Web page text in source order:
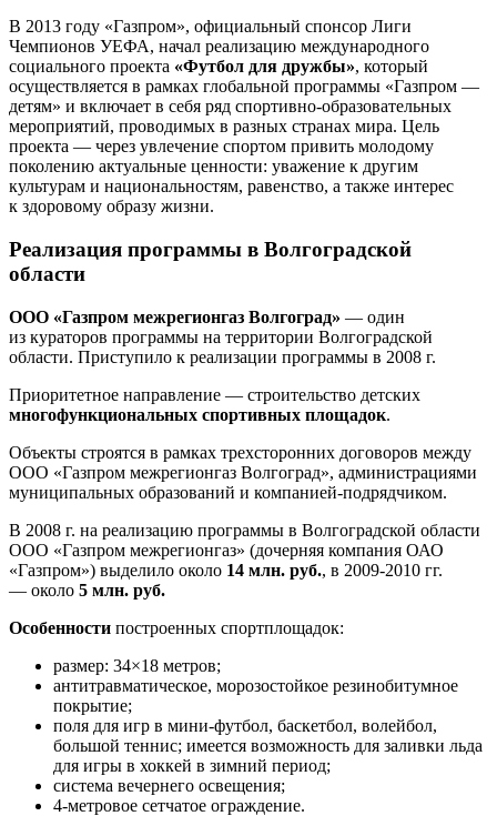
В 2013 году «Газпром», официальный спонсор Лиги
Чемпионов УЕФА, начал реализацию международного
социального проекта «Футбол для дружбы», который
осуществляется в рамках глобальной программы «Газпром —
детям» и включает в себя ряд спортивно-образовательных
мероприятий, проводимых в разных странах мира. Цель
проекта — через увлечение спортом привить молодому
поколению актуальные ценности: уважение к другим
культурам и национальностям, равенство, а также интерес
к здоровому образу жизни.
Реализация программы в Волгоградской
области
ООО «Газпром межрегионгаз Волгоград» — один
из кураторов программы на территории Волгоградской
области. Приступило к реализации программы в 2008 г.
Приоритетное направление — строительство детских
многофункциональных спортивных площадок.
Объекты строятся в рамках трехсторонних договоров между
ООО «Газпром межрегионгаз Волгоград», администрациями
муниципальных образований и компанией-подрядчиком.
В 2008 г. на реализацию программы в Волгоградской области
ООО «Газпром межрегионгаз» (дочерняя компания ОАО
«Газпром») выделило около 14 млн. руб., в 2009-2010 гг.
— около 5 млн. руб.
Особенности построенных спортплощадок:
размер: 34×18 метров;
антитравматическое, морозостойкое резинобитумное
покрытие;
поля для игр в мини-футбол, баскетбол, волейбол,
большой теннис; имеется возможность для заливки льда
для игры в хоккей в зимний период;
система вечернего освещения;
4-метровое сетчатое ограждение.